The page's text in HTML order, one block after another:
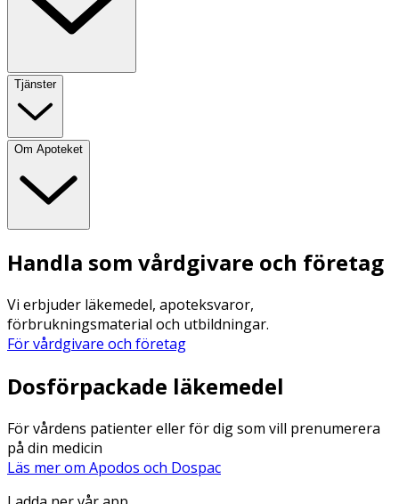
Tjänster
Om Apoteket
Handla som vårdgivare och företag
Vi erbjuder läkemedel, apoteksvaror,
förbrukningsmaterial och utbildningar.
För vårdgivare och företag
Dosförpackade läkemedel
För vårdens patienter eller för dig som vill prenumerera
på din medicin
Läs mer om Apodos och Dospac